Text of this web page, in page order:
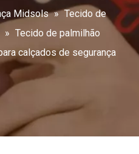
Midsols » Tecido de
» Tecido de palmilhão
calçados de segurança